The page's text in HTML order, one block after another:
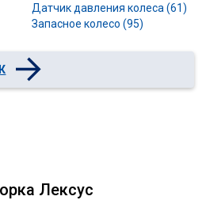
Датчик давления колеса (61)
Запасное колесо (95)
Лексус